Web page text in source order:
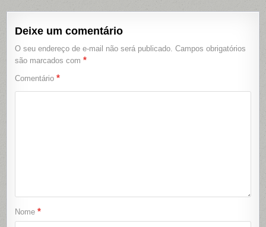
Deixe um comentário
O seu endereço de e-mail não será publicado. Campos obrigatórios
são marcados com*
Comentário*
Nome*